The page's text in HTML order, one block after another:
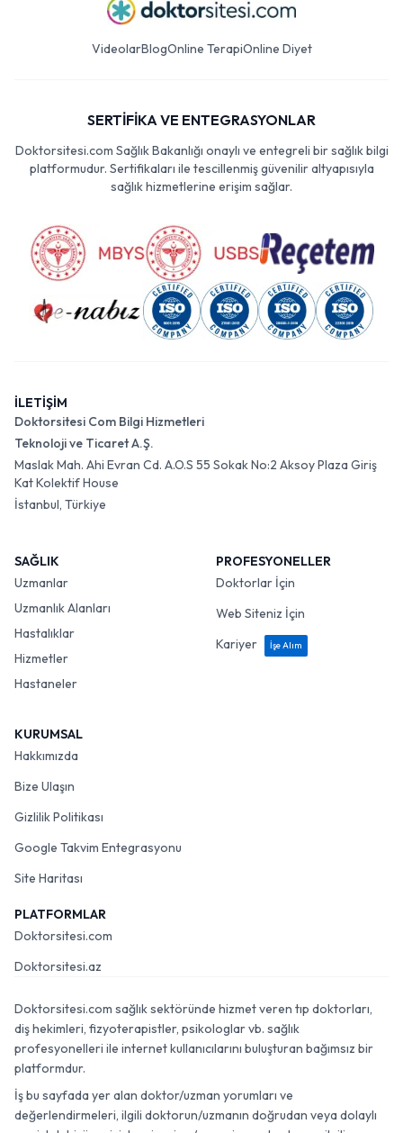
VideolarBlogOnline TerapiOnline Diyet
SERTİFİKA VE ENTEGRASYONLAR
Doktorsitesi.com Sağlık Bakanlığı onaylı ve entegreli bir sağlık bilgi
platformudur. Sertifikaları ile tescillenmiş güvenilir altyapısıyla
sağlık hizmetlerine erişim sağlar.
İLETİŞİM
Doktorsitesi Com Bilgi Hizmetleri
Teknoloji ve Ticaret A.Ş.
Maslak Mah. Ahi Evran Cd. A.O.S 55 Sokak No:2 Aksoy Plaza Giriş
Kat Kolektif House
İstanbul, Türkiye
SAĞLIK
Uzmanlar
Uzmanlık Alanları
Hastalıklar
Hizmetler
Hastaneler
PROFESYONELLER
Doktorlar İçin
Web Siteniz İçin
Kariyer
İşe Alım
KURUMSAL
Hakkımızda
Bize Ulaşın
Gizlilik Politikası
Google Takvim Entegrasyonu
Site Haritası
PLATFORMLAR
Doktorsitesi.com
Doktorsitesi.az
Doktorsitesi.com sağlık sektöründe hizmet veren tıp doktorları,
diş hekimleri, fizyoterapistler, psikologlar vb. sağlık
profesyonelleri ile internet kullanıcılarını buluşturan bağımsız bir
platformdur.
İş bu sayfada yer alan doktor/uzman yorumları ve
değerlendirmeleri, ilgili doktorun/uzmanın doğrudan veya dolaylı